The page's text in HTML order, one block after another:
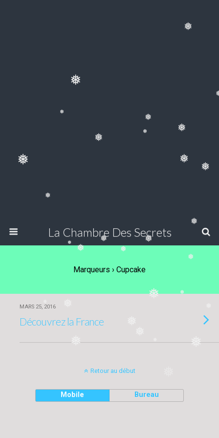
❅
❅
❅
❅
❅
❅
❅
❅
❅
❅ ❅
❅
❅
❅
❅
❅
❅
❅
❅
❅
❅
❅
❅
La Chambre Des Secrets
Marqueurs › Cupcake
MARS 25, 2016
Découvrez la France
Retour au début
Mobile Bureau